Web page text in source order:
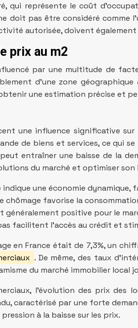
qui représente le coût
pas être considéré comme
autorisée, doivent
prix au m2
par une multitude de
d’une zone
une estimation précise et
une influence significative
de biens et services, ce qui
entraîner une baisse de la
du marché et optimiser
indique une économie
chômage favorise la
positive pour le
facilitent l’accès au crédit et
en France était de 7,3%, un
. De même, des taux
du marché immobilier
l’évolution des prix
caractérisé par une forte
à la baisse sur les prix.